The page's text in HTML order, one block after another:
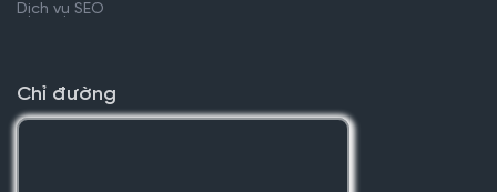
Dịch vụ SEO
Chỉ đường